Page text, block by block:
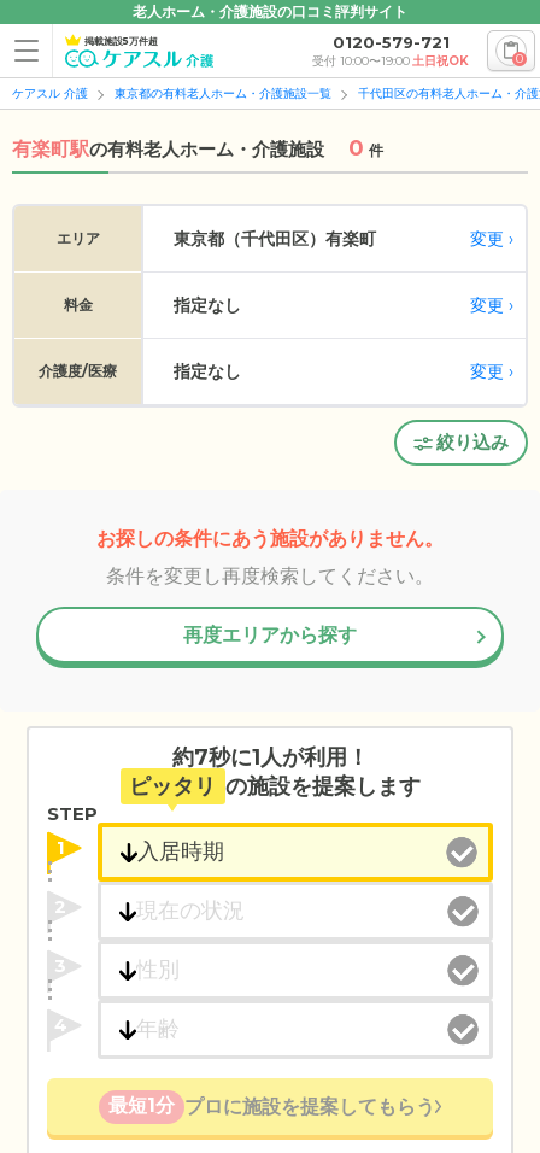
老人ホーム・介護施設の口コミ評判サイト
掲載施設5万件超 0120-579-721
受付 10:00〜19:00土日祝OK 0
ケアスル 介護 東京都の有料老人ホーム・介護施設一覧 千代田区の有料老人ホーム・介
有楽町駅の有料老人ホーム・介護施設 0 件
エリア 東京都（千代田区） 有楽町 変更
料金 指定なし 変更
介護度/医療 指定なし 変更
絞り込み
お探しの条件にあう施設がありません。
条件を変更し再度検索してください。
再度エリアから探す
約7秒に1人が利用！
ピッタリ の施設を提案します
STEP
1
2
3
4
最短1分 プロに施設を提案してもらう